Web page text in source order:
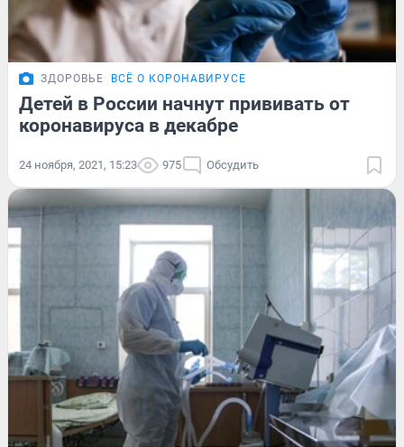
ЗДОРОВЬЕ ВСЁ О КОРОНАВИРУСЕ
Детей в России начнут прививать от
коронавируса в декабре
24 ноября, 2021, 15:23 975 Обсудить